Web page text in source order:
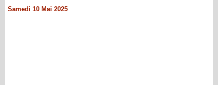
Samedi 10 Mai 2025